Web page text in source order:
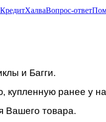
ХалваВопрос-ответ
и Багги.
ранее у
Вашего товара.